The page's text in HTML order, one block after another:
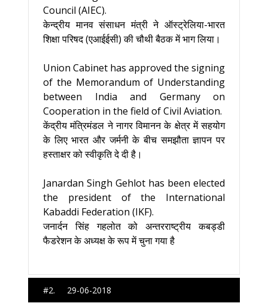
Council (AIEC).
केन्द्रीय मानव संसाधन मंत्री ने ऑस्ट्रेलिया-भारत
शिक्षा परिषद (एआईईसी) की चौथी बैठक में भाग लिया।
Union Cabinet has approved the signing
of the Memorandum of Understanding
between India and Germany on
Cooperation in the field of Civil Aviation.
केंद्रीय मंत्रिमंडल ने नागर विमानन के क्षेत्र में सहयोग
के लिए भारत और जर्मनी के बीच समझौता ज्ञापन पर
हस्‍ताक्षर को स्‍वीकृति दे दी है।
Janardan Singh Gehlot has been elected
the president of the International
Kabaddi Federation (IKF).
जनार्दन सिंह गहलोत को अन्तरराष्ट्रीय कबड्डी
फैडरेशन के अध्यक्ष के रूप में चुना गया है
#2. 29-06-2018